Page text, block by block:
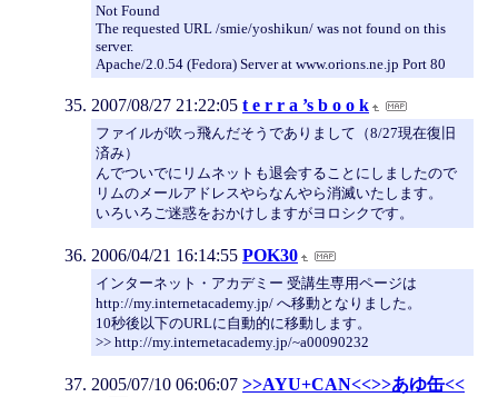
Not Found
The requested URL /smie/yoshikun/ was not found on this
server.
Apache/2.0.54 (Fedora) Server at www.orions.ne.jp Port 80
2007/08/27 21:22:05 t e r r a ’s b o o k
ファイルが吹っ飛んだそうでありまして（8/27現在復旧
済み）
んでついでにリムネットも退会することにしましたので
リムのメールアドレスやらなんやら消滅いたします。
いろいろご迷惑をおかけしますがヨロシクです。
2006/04/21 16:14:55 POK30
インターネット・アカデミー 受講生専用ページは
http://my.internetacademy.jp/ へ移動となりました。
10秒後以下のURLに自動的に移動します。
>> http://my.internetacademy.jp/~a00090232
2005/07/10 06:06:07 >>AYU+CAN<<>>あゆ缶<<